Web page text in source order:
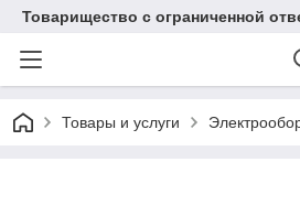
Товарищество с ограниченной
Товары и услуги